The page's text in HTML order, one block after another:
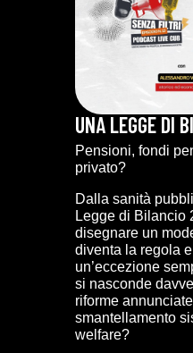
UNA LEGGE DI
Pensioni, fondi
privato?
Dalla sanità
Legge di Bilancio
disegnare un
diventa la regola
un’eccezione
si nasconde
riforme
smantellamento
welfare?